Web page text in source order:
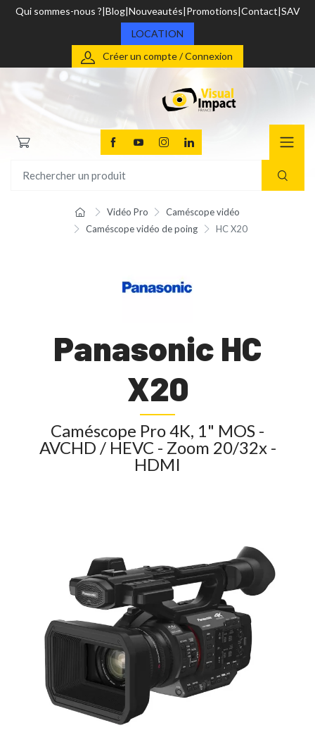
Qui sommes-nous ? Blog Nouveautés Promotions Contact SAV
LOCATION
Créer un compte / Connexion
Vidéo Pro
Caméscope vidéo
Caméscope vidéo de poing
HC X20
Panasonic HC
X20
Caméscope Pro 4K, 1" MOS -
AVCHD / HEVC - Zoom 20/32x -
HDMI